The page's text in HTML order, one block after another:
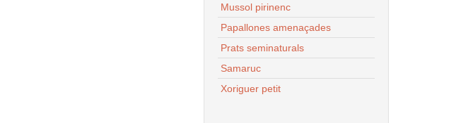
Mussol pirinenc
Papallones amenaçades
Prats seminaturals
Samaruc
Xoriguer petit